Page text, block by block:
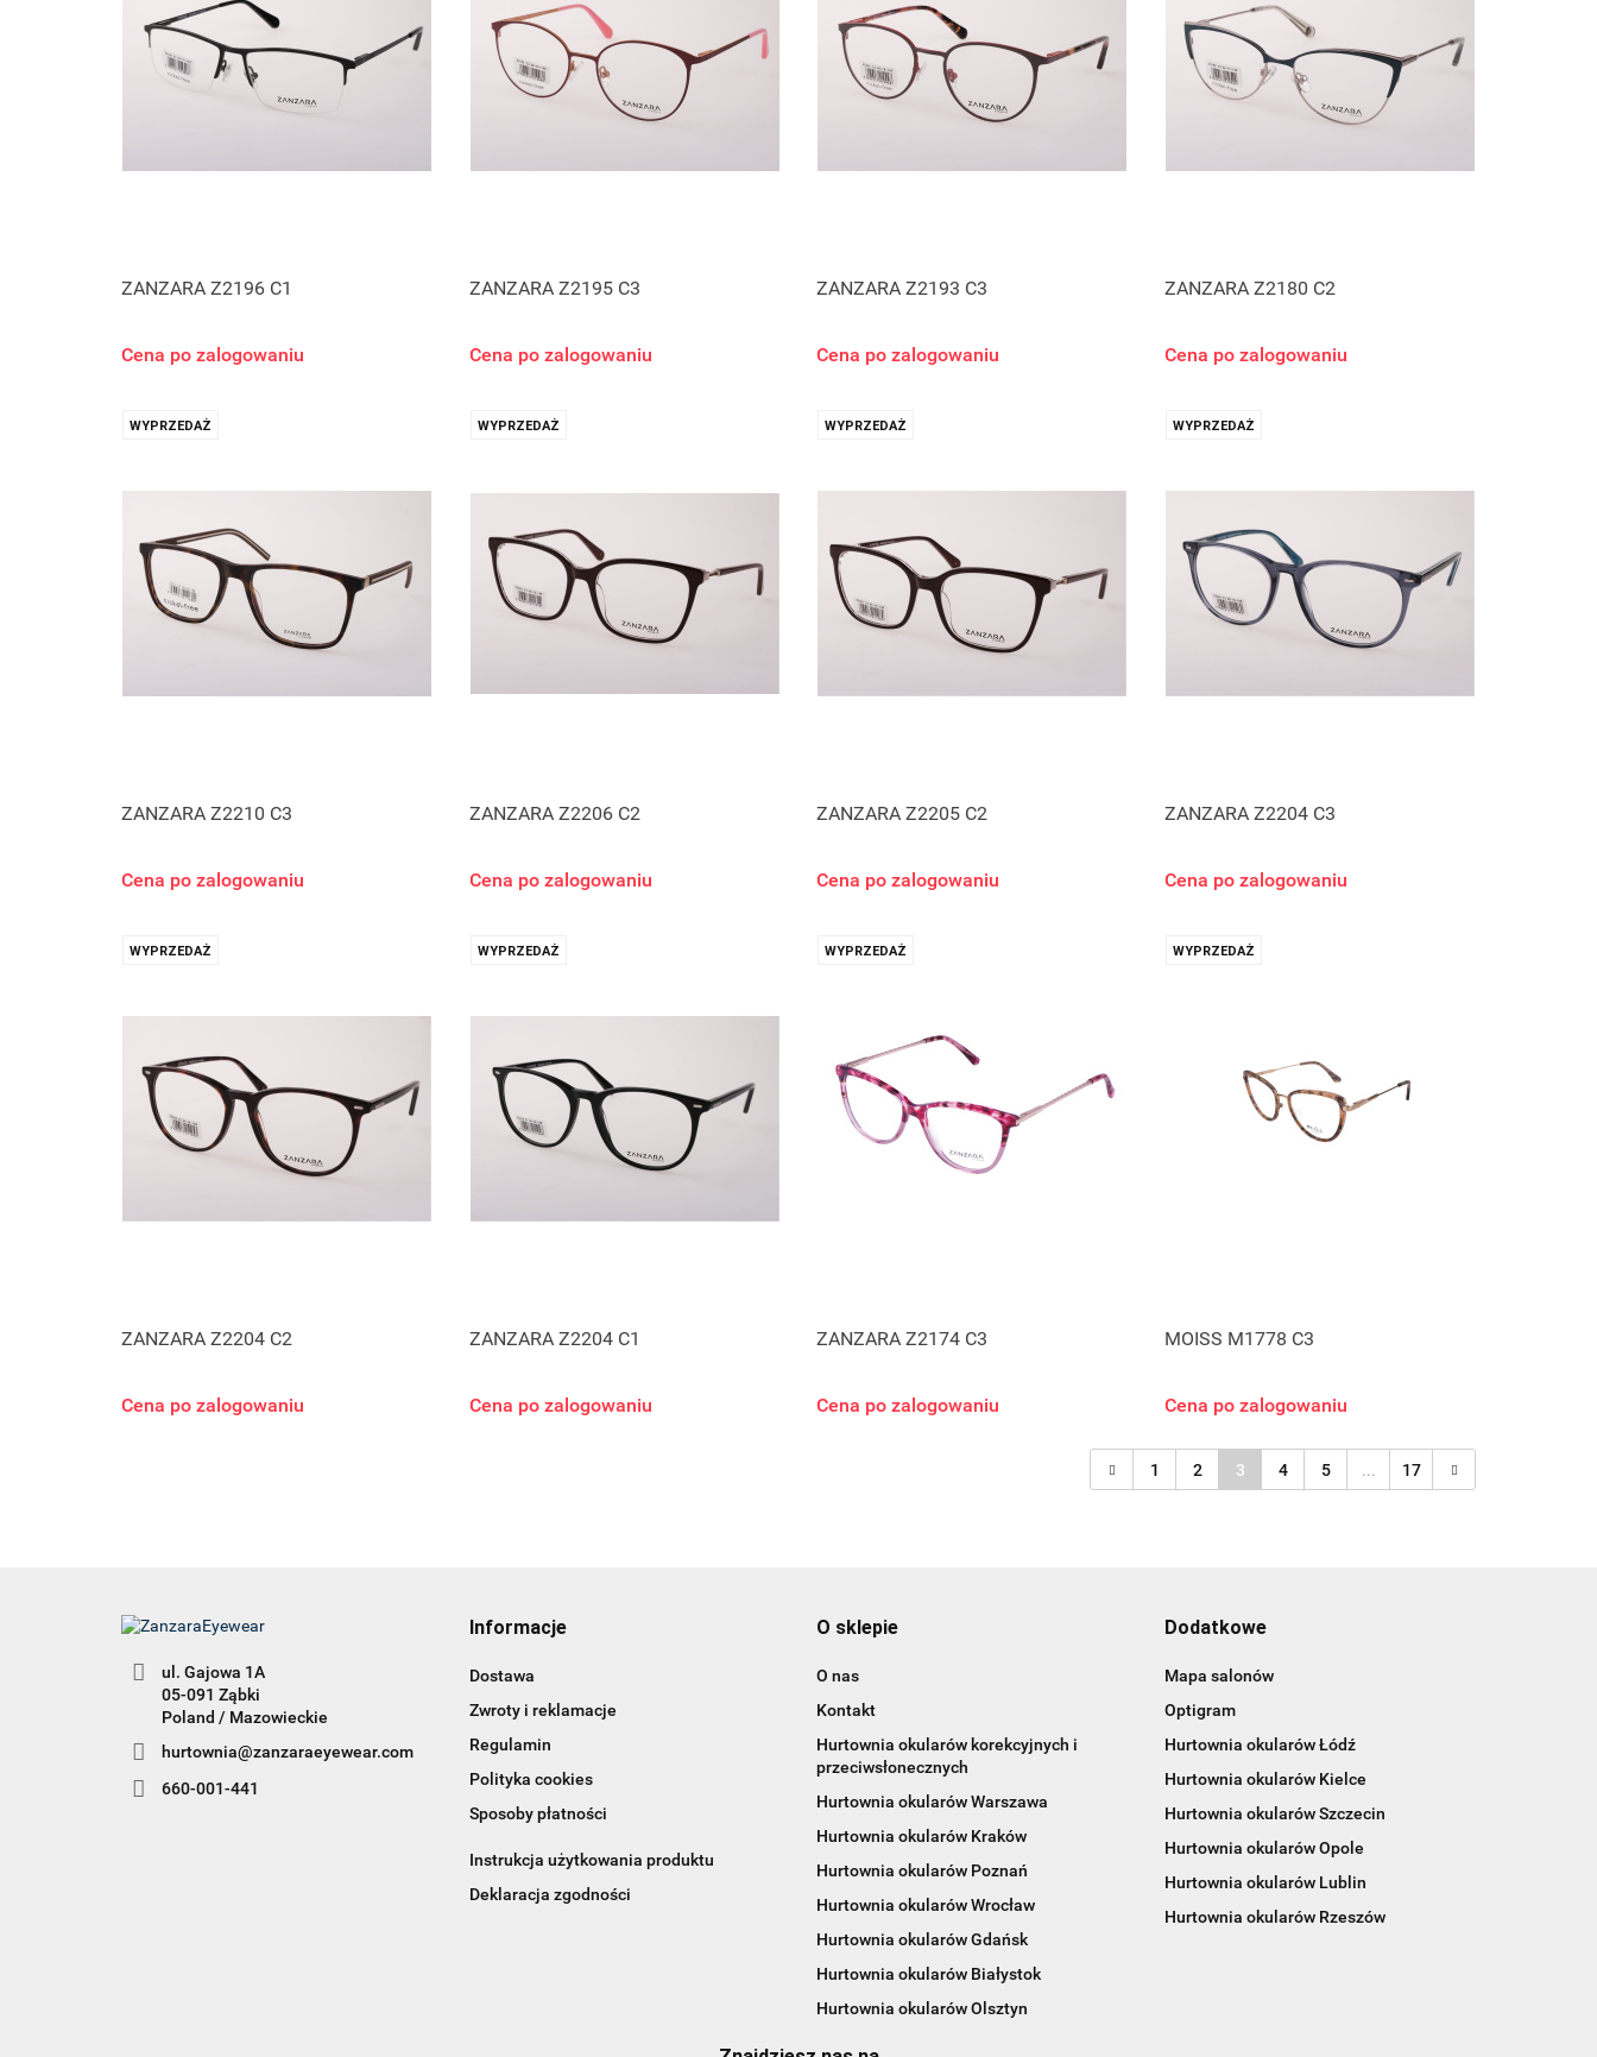
ZANZARA Z2196 C1
Cena po zalogowaniu
ZANZARA Z2195 C3
Cena po zalogowaniu
ZANZARA Z2193 C3
Cena po zalogowaniu
ZANZARA Z2180 C2
Cena po zalogowaniu
WYPRZEDAŻ
ZANZARA Z2210 C3
Cena po zalogowaniu
WYPRZEDAŻ
ZANZARA Z2206 C2
Cena po zalogowaniu
WYPRZEDAŻ
ZANZARA Z2205 C2
Cena po zalogowaniu
WYPRZEDAŻ
ZANZARA Z2204 C3
Cena po zalogowaniu
WYPRZEDAŻ
ZANZARA Z2204 C2
Cena po zalogowaniu
WYPRZEDAŻ
ZANZARA Z2204 C1
Cena po zalogowaniu
WYPRZEDAŻ
ZANZARA Z2174 C3
Cena po zalogowaniu
WYPRZEDAŻ
MOISS M1778 C3
Cena po zalogowaniu
1 2 3 4 5 ... 17
ul. Gajowa 1A
05-091 Ząbki
Poland / Mazowieckie
hurtownia@zanzaraeyewear.com
660-001-441
Informacje
Dostawa
Zwroty i reklamacje
Regulamin
Polityka cookies
Sposoby płatności
Instrukcja użytkowania produktu
Deklaracja zgodności
O sklepie
O nas
Kontakt
Hurtownia okularów korekcyjnych i
przeciwsłonecznych
Hurtownia okularów Warszawa
Hurtownia okularów Kraków
Hurtownia okularów Poznań
Hurtownia okularów Wrocław
Hurtownia okularów Gdańsk
Hurtownia okularów Białystok
Hurtownia okularów Olsztyn
Dodatkowe
Mapa salonów
Optigram
Hurtownia okularów Łódź
Hurtownia okularów Kielce
Hurtownia okularów Szczecin
Hurtownia okularów Opole
Hurtownia okularów Lublin
Hurtownia okularów Rzeszów